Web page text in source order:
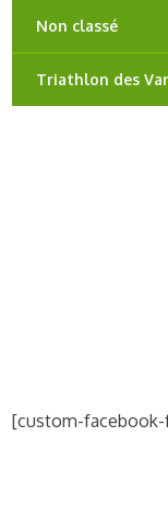
Non classé
Triathlon des
[custom-